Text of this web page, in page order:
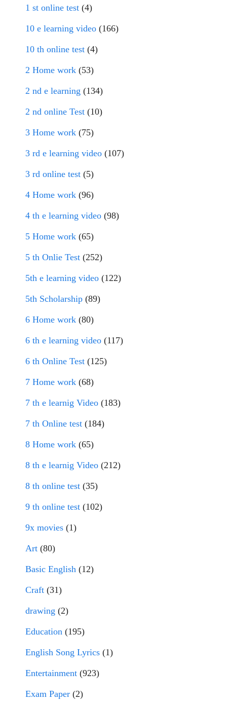
1 st online test (4)
10 e learning video (166)
10 th online test (4)
2 Home work (53)
2 nd e learning (134)
2 nd online Test (10)
3 Home work (75)
3 rd e learning video (107)
3 rd online test (5)
4 Home work (96)
4 th e learning video (98)
5 Home work (65)
5 th Onlie Test (252)
5th e learning video (122)
5th Scholarship (89)
6 Home work (80)
6 th e learning video (117)
6 th Online Test (125)
7 Home work (68)
7 th e learnig Video (183)
7 th Online test (184)
8 Home work (65)
8 th e learnig Video (212)
8 th online test (35)
9 th online test (102)
9x movies (1)
Art (80)
Basic English (12)
Craft (31)
drawing (2)
Education (195)
English Song Lyrics (1)
Entertainment (923)
Exam Paper (2)